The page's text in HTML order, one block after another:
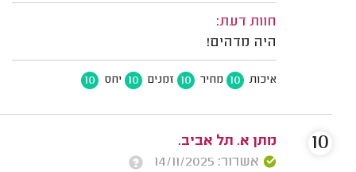
חוות דעת:
היה מדהים!
איכות 10 מחיר 10 זמנים 10 יחס 10
מתן א. תל אביב.
אשרור: 14/11/2025
10